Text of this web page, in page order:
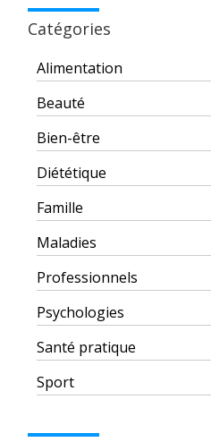
Catégories
Alimentation
Beauté
Bien-être
Diététique
Famille
Maladies
Professionnels
Psychologies
Santé pratique
Sport